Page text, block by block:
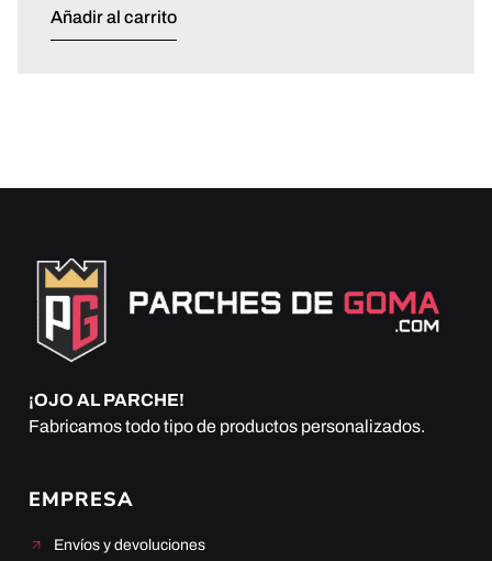
Añadir al carrito
¡OJO AL PARCHE!
Fabricamos todo tipo de productos personalizados.
EMPRESA
Envíos y devoluciones